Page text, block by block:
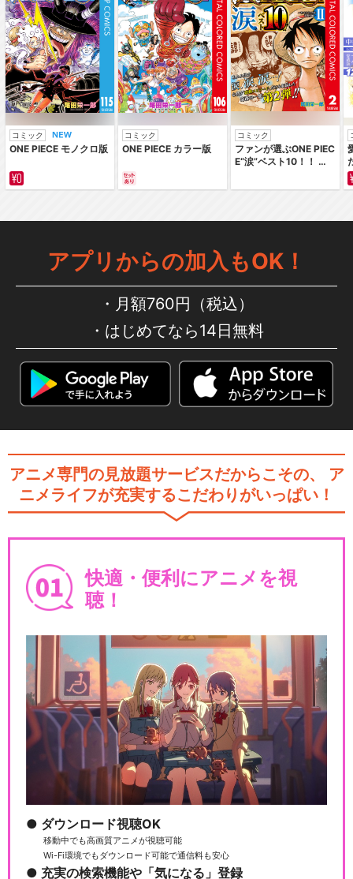
ワンピース 海軍要塞編
ワンピース フォクシー海賊団
編
ワンピース ウォーターセブン
編
ワンピース エニエス・ロビー
編
ワンピース TVオリジナル編
（2）
ワンピース スリラーバーク編
ワンピース シャボンディ諸島
編
コミック
ONE PIECE モノクロ版
コミック
ONE PIECE カラー版
コミック
ファンが選ぶONE PIEC
E“涙”ベスト10！！ ～
編～ カラー版
アプリからの加入もOK！
月額760円（税込）
はじめてなら14日無料
アニメ専門の見放題サービスだからこその、
ア
ニメライフが充実するこだわりがいっぱい！
快適・便利にアニメを視
聴！
ダウンロード視聴OK
移動中でも高画質アニメが視聴可能
Wi-Fi環境でもダウンロード可能で通信料も安心
充実の検索機能や「気になる」登録